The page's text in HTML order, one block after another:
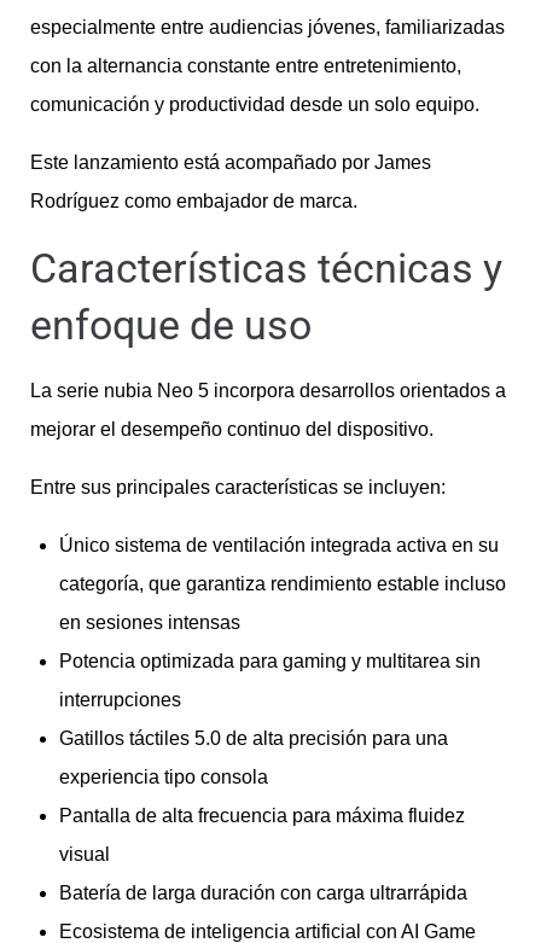
especialmente entre audiencias jóvenes, familiarizadas
con la alternancia constante entre entretenimiento,
comunicación y productividad desde un solo equipo.
Este lanzamiento está acompañado por James
Rodríguez como embajador de marca.
Características técnicas y
enfoque de uso
La serie nubia Neo 5 incorpora desarrollos orientados a
mejorar el desempeño continuo del dispositivo.
Entre sus principales características se incluyen:
Único sistema de ventilación integrada activa en su
categoría, que garantiza rendimiento estable incluso
en sesiones intensas
Potencia optimizada para gaming y multitarea sin
interrupciones
Gatillos táctiles 5.0 de alta precisión para una
experiencia tipo consola
Pantalla de alta frecuencia para máxima fluidez
visual
Batería de larga duración con carga ultrarrápida
Ecosistema de inteligencia artificial con AI Game